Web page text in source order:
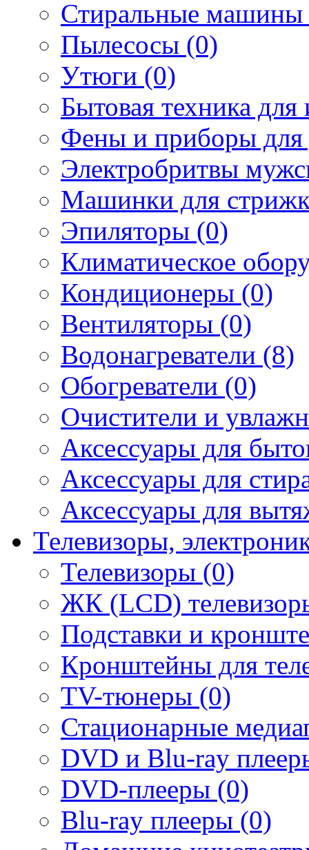
Стиральные машины
Пылесосы (0)
Утюги (0)
Бытовая техника
Фены и приборы для
Электробритвы
Машинки для
Эпиляторы (0)
Климатическое
Кондиционеры (0)
Вентиляторы (0)
Водонагреватели (8)
Обогреватели (0)
Очистители и
Аксессуары для
Аксессуары для
Аксессуары для
Телевизоры,
Телевизоры (0)
ЖК (LCD)
Подставки и
Кронштейны для
TV-тюнеры (0)
Стационарные
DVD и Blu-ray
DVD-плееры (0)
Blu-ray плееры (0)